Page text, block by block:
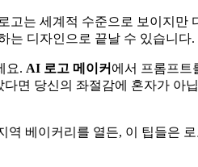
는 세계적 수준으로 보이지만
는 디자인으로 끝날 수 있습니다.
요. AI 로고 메이커 에서 프롬프트
면 당신의 좌절감에 혼자가 아
베이커리를 열든, 이 팁들은